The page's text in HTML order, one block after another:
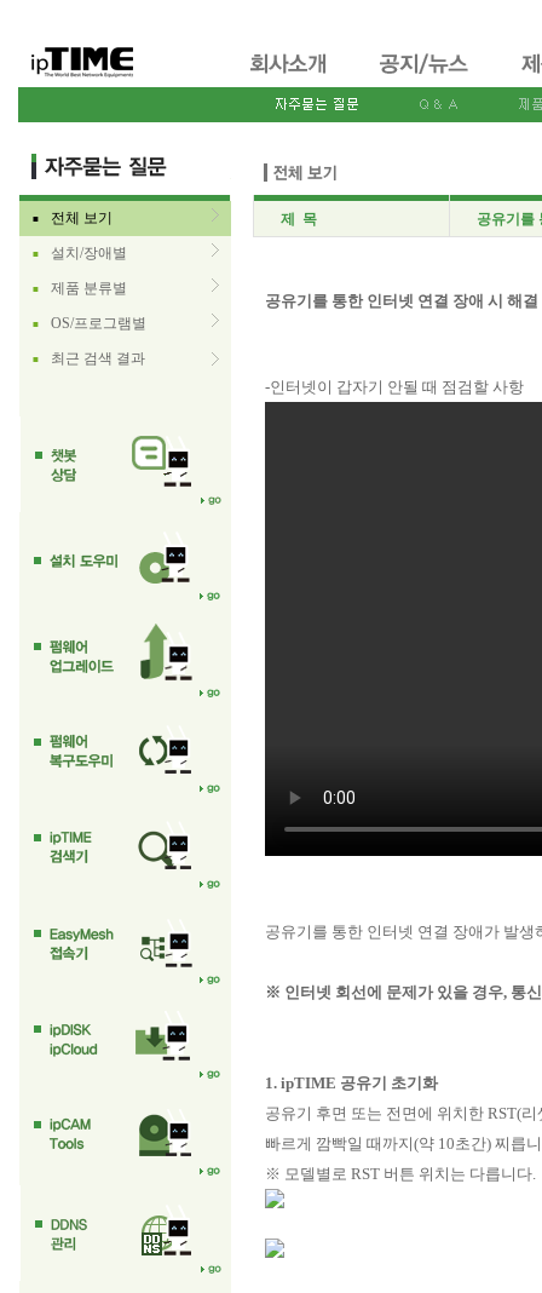
■ 전체 보기
■ 설치/장애별
■ 제품 분류별
■ OS/프로그램별
■ 최근 검색 결과
제 목 공유기를
공유기를 통한 인터넷 연결 장애 시 해
-인터넷이 갑자기 안될 때 점검할 사항
공유기를 통한 인터넷 연결 장애가 발
※ 인터넷 회선에 문제가 있을 경우, 통
1. ipTIME 공유기 초기화
공유기 후면 또는 전면에 위치한 RST(
빠르게 깜빡일 때까지(약 10초간) 찌릅
※ 모델별로 RST 버튼 위치는 다릅니다.